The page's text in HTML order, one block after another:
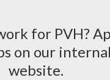
for PVH?
on our internal
website.